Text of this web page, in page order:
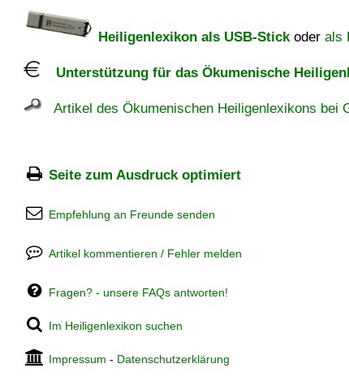
Heiligenlexikon als USB-Stickoder als
Unterstützung für das Ökumenische
Artikel des Ökumenischen Heiligenlexikons bei
Seite zum Ausdruck optimiert
Empfehlung an Freunde senden
Artikel kommentieren / Fehler melden
Fragen? - unsere FAQs antworten!
Im Heiligenlexikon suchen
Impressum - Datenschutzerklärung